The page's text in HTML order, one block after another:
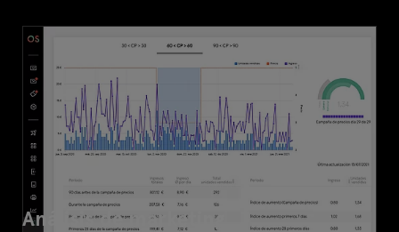
Análisis de marketing